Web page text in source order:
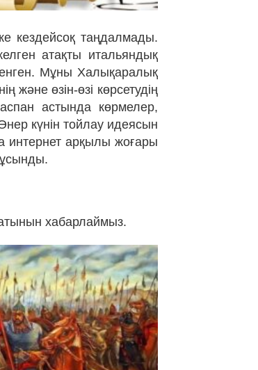
кездейсоқ таңдалмады.
атақты итальяндық
Мұны Халықаралық
және өзін-өзі көрсетудің
астында көрмелер,
күнін тойлау идеясын
интернет арқылы жоғары
ұсынды.
хабарлаймыз.